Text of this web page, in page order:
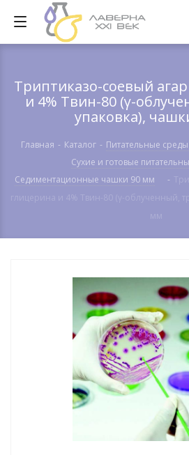
Триптиказо-соевый
и 4% Твин-80 (γ-
упаковка),
Главная - Каталог - Питательные
Сухие и готовые
Cедиментационные чашки 90 мм
-